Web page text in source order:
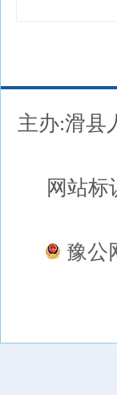
主办:滑县
网站标
豫公